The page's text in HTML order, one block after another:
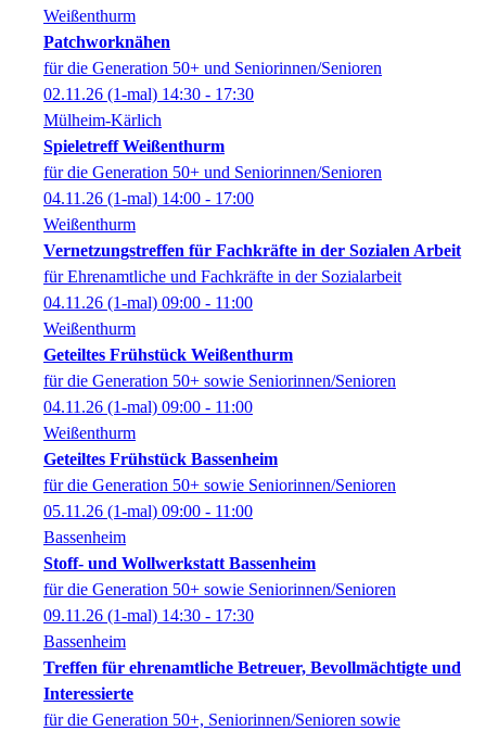
Weißenthurm
Patchworknähen
für die Generation 50+ und Seniorinnen/Senioren
02.11.26 (1-mal) 14:30 - 17:30
Mülheim-Kärlich
Spieletreff Weißenthurm
für die Generation 50+ und Seniorinnen/Senioren
04.11.26 (1-mal) 14:00 - 17:00
Weißenthurm
Vernetzungstreffen für Fachkräfte in der Sozialen Arbeit
für Ehrenamtliche und Fachkräfte in der Sozialarbeit
04.11.26 (1-mal) 09:00 - 11:00
Weißenthurm
Geteiltes Frühstück Weißenthurm
für die Generation 50+ sowie Seniorinnen/Senioren
04.11.26 (1-mal) 09:00 - 11:00
Weißenthurm
Geteiltes Frühstück Bassenheim
für die Generation 50+ sowie Seniorinnen/Senioren
05.11.26 (1-mal) 09:00 - 11:00
Bassenheim
Stoff- und Wollwerkstatt Bassenheim
für die Generation 50+ sowie Seniorinnen/Senioren
09.11.26 (1-mal) 14:30 - 17:30
Bassenheim
Treffen für ehrenamtliche Betreuer, Bevollmächtigte und
Interessierte
für die Generation 50+, Seniorinnen/Senioren sowie